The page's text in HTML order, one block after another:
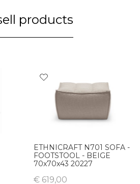
products
ETHNICRAFT N701 SOFA -
FOOTSTOOL - BEIGE
70x70x43 20227
€ 619,00